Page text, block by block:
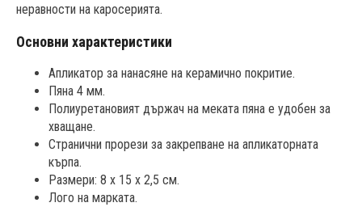
неравности на каросерията.
Основни характеристики
Апликатор за нанасяне на керамично покритие.
Пяна 4 мм.
Полиуретановият държач на меката пяна е удобен за
хващане.
Странични прорези за закрепване на апликаторната
кърпа.
Размери: 8 x 15 x 2,5 см.
Лого на марката.